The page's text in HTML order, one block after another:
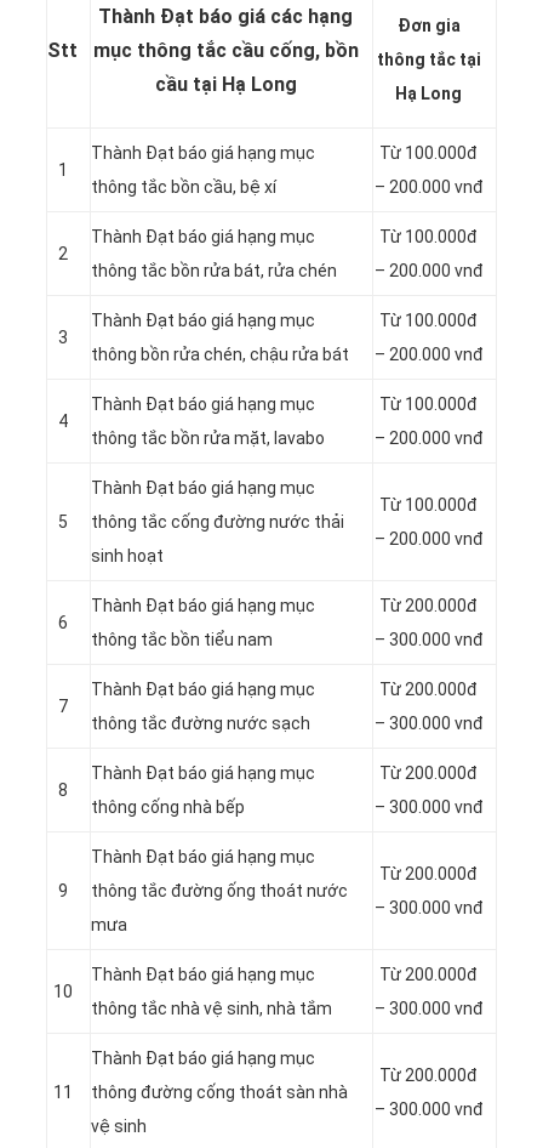
Stt
Thành Đạt báo giá các hạng
mục thông tắc cầu cống, bồn
cầu tại Hạ Long
Đơn gia
thông tắc tại
Hạ Long
1
Thành Đạt báo giá hạng mục
thông tắc bồn cầu, bệ xí
Từ 100.000đ
– 200.000 vnđ
2
Thành Đạt báo giá hạng mục
thông tắc bồn rửa bát, rửa chén
Từ 100.000đ
– 200.000 vnđ
3
Thành Đạt báo giá hạng mục
thông bồn rửa chén, chậu rửa bát
Từ 100.000đ
– 200.000 vnđ
4
Thành Đạt báo giá hạng mục
thông tắc bồn rửa mặt, lavabo
Từ 100.000đ
– 200.000 vnđ
5
‎Thành Đạt báo giá hạng mục
thông tắc cống đường nước thải
sinh hoạt
Từ 100.000đ
– 200.000 vnđ
6
Thành Đạt báo giá hạng mục
thông tắc bồn tiểu nam
Từ 200.000đ
– 300.000 vnđ
7
Thành Đạt báo giá hạng mục
thông tắc đường nước sạch
Từ 200.000đ
– 300.000 vnđ
8
Thành Đạt báo giá hạng mục
thông cống nhà bếp
Từ 200.000đ
– 300.000 vnđ
9
Thành Đạt báo giá hạng mục
thông tắc đường ống thoát nước
mưa
Từ 200.000đ
– 300.000 vnđ
10
Thành Đạt báo giá hạng mục
thông tắc nhà vệ sinh, nhà tắm
Từ 200.000đ
– 300.000 vnđ
11
Thành Đạt báo giá hạng mục
thông đường cống thoát sàn nhà
vệ sinh
Từ 200.000đ
– 300.000 vnđ